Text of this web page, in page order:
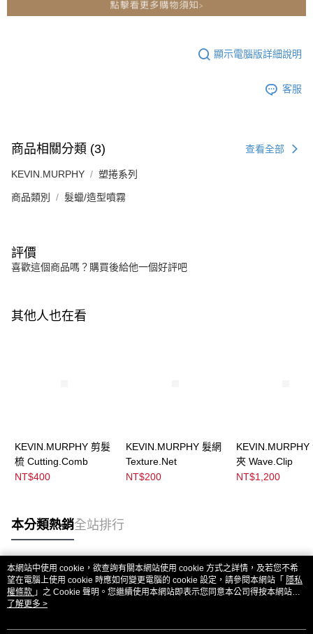
顯示電腦版詳細說明
客服
商品相關分類 (3) 查看全部
KEVIN.MURPHY 塑捲系列
商品類別 髮蠟/造型噴霧
評價
喜歡這個商品嗎？購買後給他一個好評吧
其他人也在看
KEVIN.MURPHY 剪髮
梳 Cutting.Comb
NT$400
KEVIN.MURPHY 髮網
Texture.Net
NT$200
KEVIN.MURPHY
夾 Wave.Clip
NT$1,200
本分類熱銷全站排行
熱門標籤
本網站中使用 cookie，欲查詢有關本網站使用 cookie 方式之詳情，及若您不希
望在電腦上使用 cookie 時應如何變更電腦的 cookie 設定，請參閱本網站「 隱私
權條款 」之 Cookie 聲明。您繼續使用本網站即表示您同意本公司得按本網站使
用條款之 Cookie 聲明使用 cookie。
了解更多 >